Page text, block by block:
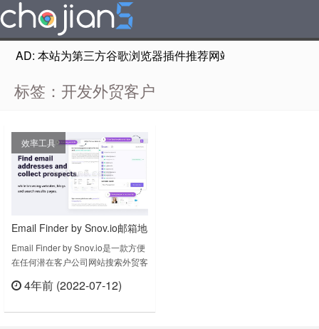
AD: 本站为第三方谷歌浏览器插件推荐网站，非Google
标签：开发外贸客户
效率工具
Email Finder by Snov.io邮箱地
址查找工具
Email Finder by Snov.io是一款方便
在任何潜在客户公司网站搜索外贸客
够让您大规模收集外贸客户线索，开
4年前 (2022-07-12)